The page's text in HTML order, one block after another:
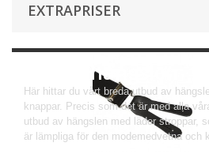
EXTRAPRISER
Knapp hängslen
Här hittar du vårt breda utbud av
knappar. Precis som det är med alla
utbud av hängslen med läder stroppar,
är lämpliga för den modemedvetna och